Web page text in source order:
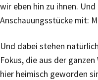
wir eben hin zu ihnen.
Anschauungsstücke mit:
Und dabei stehen
Fokus, die aus der
hier heimisch geworden